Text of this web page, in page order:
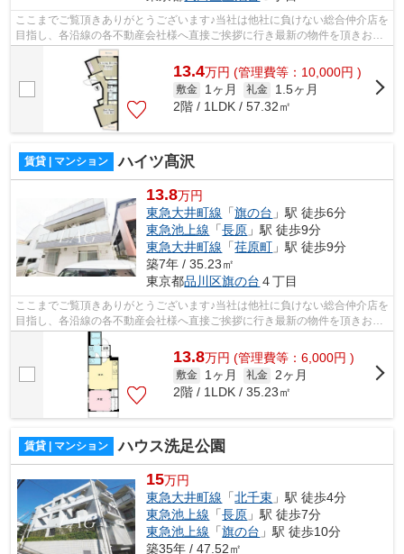
ここまでご覧頂きありがとうございます♪当社は他社に負けない総合仲介店を
目指し、各沿線の各不動産会社様へ直接ご挨拶に行き最新の物件を頂きお客
様へ提供しております！最新の情報は...
13.4万円 (管理費等：10,000円 )
敷金 1ヶ月 礼金
1.5ヶ月
2階 / 1LDK / 57.32㎡
賃貸 | マンション ハイツ髙沢
13.8万円
東急大井町線 「旗の台 」駅 徒歩6分
東急池上線 「長原 」駅 徒歩9分
東急大井町線 「荏原町 」駅 徒歩9分
築7年 / 35.23㎡
東京都品川区旗の台 ４丁目
ここまでご覧頂きありがとうございます♪当社は他社に負けない総合仲介店を
目指し、各沿線の各不動産会社様へ直接ご挨拶に行き最新の物件を頂きお客
様へ提供しております！最新の情報は...
13.8万円 (管理費等：6,000円 )
敷金 1ヶ月 礼金
2ヶ月
2階 / 1LDK / 35.23㎡
賃貸 | マンション ハウス洗足公園
15万円
東急大井町線 「北千束 」駅 徒歩4分
東急池上線 「長原 」駅 徒歩7分
東急池上線 「旗の台 」駅 徒歩10分
築35年 / 47.52㎡